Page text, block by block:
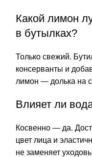
Какой лимон
в бутылках?
Только свежий.
консерванты и
лимон — долька на
Влияет ли
Косвенно — да.
цвет лица и
не заменяет